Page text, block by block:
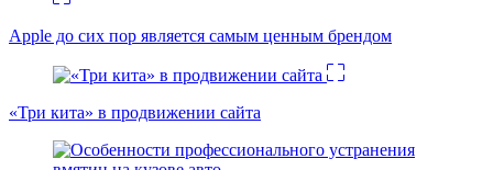
Apple до сих пор является самым ценным брендом
«Три кита» в продвижении сайта